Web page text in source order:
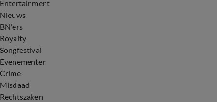
Entertainment
Nieuws
BN'ers
Royalty
Songfestival
Evenementen
Crime
Misdaad
Rechtszaken